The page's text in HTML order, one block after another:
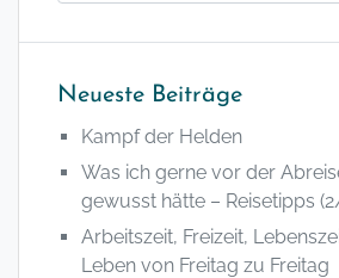
Neueste Beiträge
Kampf der Helden
Was ich gerne vor der
gewusst hätte – Reisetipps
Arbeitszeit, Freizeit,
Leben von Freitag zu Freitag